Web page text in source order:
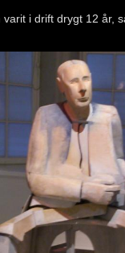
i drift drygt 12 år,